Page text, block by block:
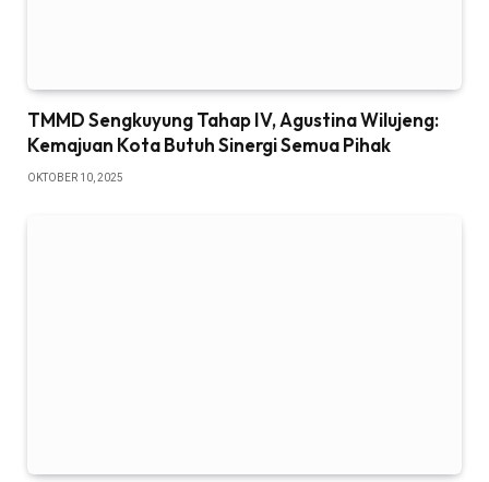
TMMD Sengkuyung Tahap IV, Agustina Wilujeng:
Kemajuan Kota Butuh Sinergi Semua Pihak
OKTOBER 10, 2025